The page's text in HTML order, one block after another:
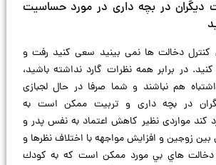
دیگران در بچه داری در مورد حساسیت‌
کنترل دخالت ها نمی بینید سعی کنید رفت و
در برابر همه نظرات گارد نداشته باشید،
هم نباشند و شما صرفا در حال لجبازی
در بچه داری و تربيت ممكن است به
كند مواردی نظیر کاهش اعتماد به نفس پدر و
بین زوجین و افزایش مواجهه با اختلاف نظرها و
دخالت هاي بي مورد ممكن است که به كودك